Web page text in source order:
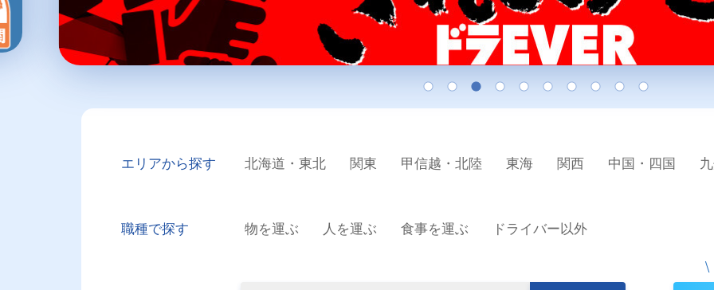
エリアから探す 北海道・東北 関東 甲信越・北陸 東海 関西 中国・四国
職種で探す 物を運ぶ 人を運ぶ 食事を運ぶ ドライバー以外